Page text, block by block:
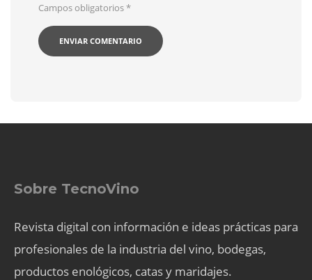
Campos obligatorios*
Sobre TecnoVino
Revista digital con información e ideas prácticas para
profesionales de la industria del vino, bodegas,
productos enológicos, catas y maridajes.